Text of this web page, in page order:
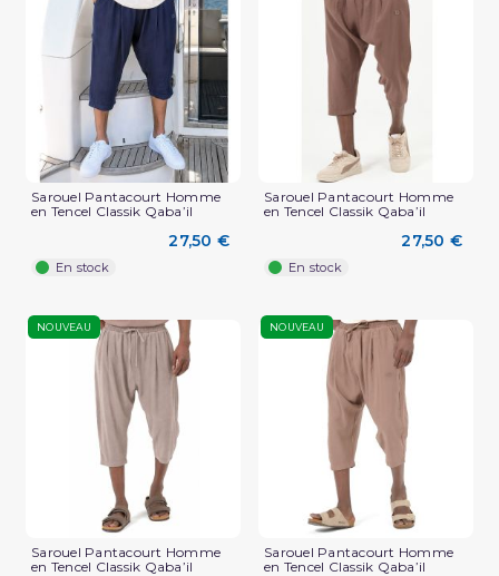
Sarouel Pantacourt Homme
en Tencel Classik Qaba’il
27,50 €
En stock
Sarouel Pantacourt Homme
en Tencel Classik Qaba’il
27,50 €
En stock
NOUVEAU
Sarouel Pantacourt Homme
en Tencel Classik Qaba’il
NOUVEAU
Sarouel Pantacourt Homme
en Tencel Classik Qaba’il